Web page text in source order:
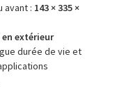
avant : 143 × 335 ×
extérieur
durée de vie et